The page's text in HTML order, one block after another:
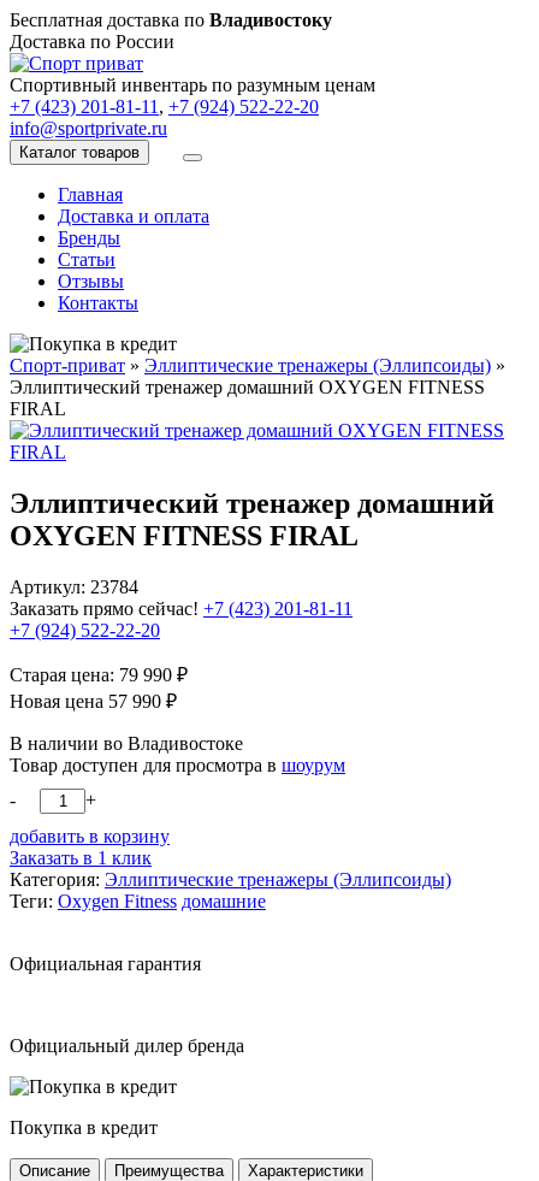
Бесплатная доставка по Владивостоку
Доставка по России
Спортивный инвентарь по разумным ценам
+7 (423) 201-81-11 , +7 (924) 522-22-20
info@sportprivate.ru
Каталог товаров
Главная
Доставка и оплата
Бренды
Статьи
Отзывы
Контакты
Спорт-приват » Эллиптические тренажеры (Эллипсоиды) »
Эллиптический тренажер домашний OXYGEN FITNESS
FIRAL
Эллиптический тренажер домашний
OXYGEN FITNESS FIRAL
Артикул: 23784
Заказать прямо сейчас! +7 (423) 201-81-11
+7 (924) 522-22-20
Старая цена: 79 990 ₽
Новая цена 57 990 ₽
В наличии во Владивостоке
Товар доступен для просмотра в шоурум
-
+
добавить в корзину
Заказать в 1 клик
Категория: Эллиптические тренажеры (Эллипсоиды)
Теги: Oxygen Fitness домашние
Официальная гарантия
Официальный дилер бренда
Покупка в кредит
Описание Преимущества Характеристики